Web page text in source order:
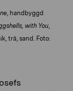
, handbyggd
with You
trä, sand. Foto: